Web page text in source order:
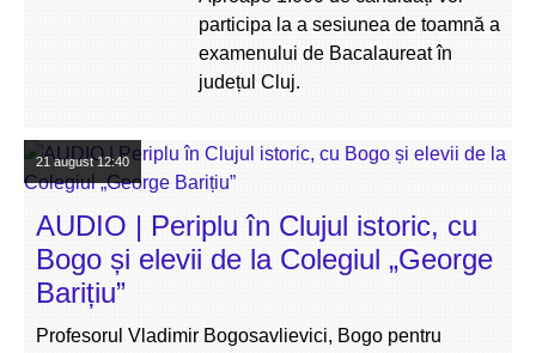
participa la a sesiunea de toamnă a
examenului de Bacalaureat în
județul Cluj.
21 august12:40
AUDIO | Periplu în Clujul istoric, cu
Bogo și elevii de la Colegiul „George
Barițiu”
Profesorul Vladimir Bogosavlievici, Bogo pentru